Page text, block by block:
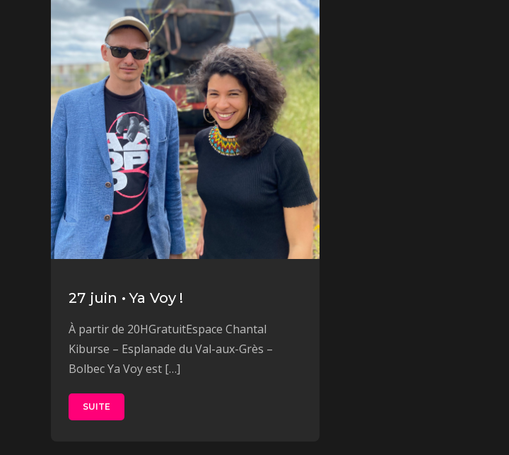
27 juin • Ya Voy !
À partir de 20HGratuitEspace Chantal
Kiburse – Esplanade du Val-aux-Grès –
Bolbec Ya Voy est […]
SUITE